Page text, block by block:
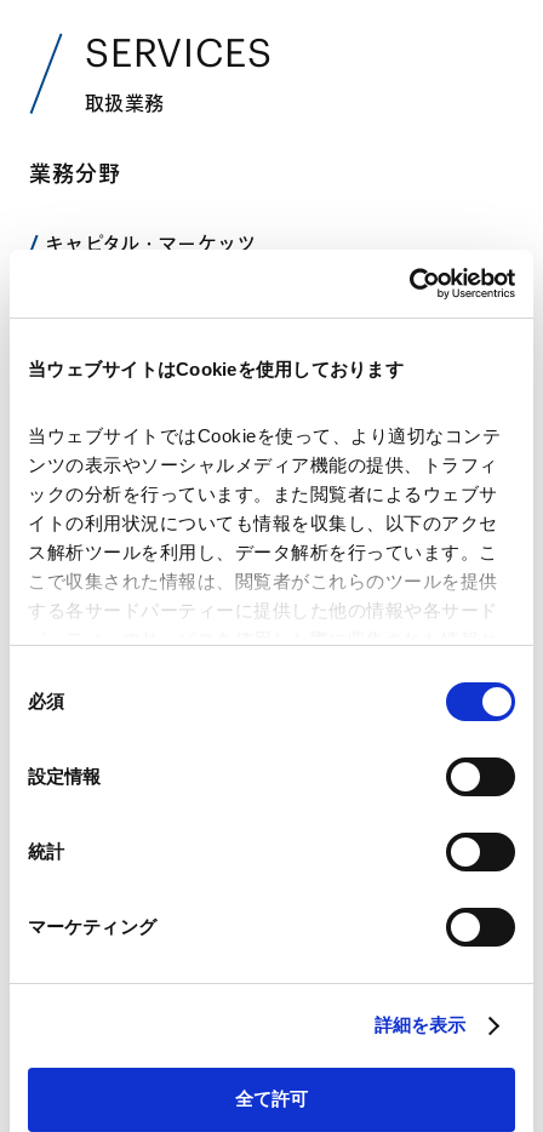
当ウェブサイトはCookieを使用しております
当ウェブサイトではCookieを使って、より適切なコンテ
ンツの表示やソーシャルメディア機能の提供、トラフィ
ックの分析を行っています。また閲覧者によるウェブサ
イトの利用状況についても情報を収集し、以下のアクセ
ス解析ツールを利用し、データ解析を行っています。こ
こで収集された情報は、閲覧者がこれらのツールを提供
する各サードパーティーに提供した他の情報や各サード
ことがあります。
Google Analytics利用規約（
Marketo
外部サイト）
LinkedIn プライバシーポリシー（
HubSpot プライバシーポリシー（外部サイト）
必須
設定情報
統計
マーケティング
詳細を表示
全て許可
SERVICES
取扱業務
業務分野
キャピタル・マーケッツ
金融規制法（レギュラトリー）
アセットマネジメント/投資ファンド
不動産
不動産取引・不動産投資
不動産ファイナンス
REIT
海外法務
ベトナム法務
産業分野
証券 不動産・REIT
CAREER
東京大学法科大学院（法務博士（専門職））